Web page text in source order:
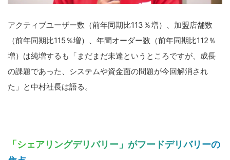
アクティブユーザー数（前年同期比113％増）、加盟店舗数
（前年同期比115％増）、年間オーダー数（前年同期比112％
増）は純増するも「まだまだ未達というところですが、成長
の課題であった、システムや資金面の問題が今回解消され
た」と中村社長は語る。
「シェアリングデリバリー」がフードデリバリーの